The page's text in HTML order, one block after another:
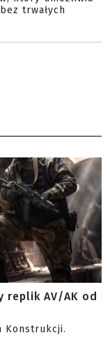
trwałych
replik AV/AK od
Konstrukcji.